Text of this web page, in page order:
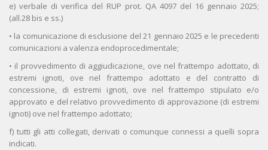
e) verbale di verifica del RUP prot. QA 4097 del 16 gennaio 2025;
(all.28 bis e ss.)
• la comunicazione di esclusione del 21 gennaio 2025 e le precedenti
comunicazioni a valenza endoprocedimentale;
• il provvedimento di aggiudicazione, ove nel frattempo adottato, di
estremi ignoti, ove nel frattempo adottato e del contratto di
concessione, di estremi ignoti, ove nel frattempo stipulato e/o
approvato e del relativo provvedimento di approvazione (di estremi
ignoti) ove nel frattempo adottato;
f) tutti gli atti collegati, derivati o comunque connessi a quelli sopra
indicati.